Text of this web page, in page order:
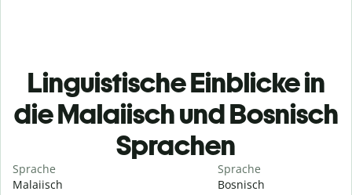
Linguistische Einblicke in
die Malaiisch und Bosnisch
Sprachen
Sprache
Malaiisch
Sprache
Bosnisch